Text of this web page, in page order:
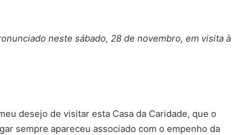
neste sábado, 28 de novembro, em visita à
desejo de visitar esta Casa da Caridade, que o
sempre apareceu associado com o empenho da